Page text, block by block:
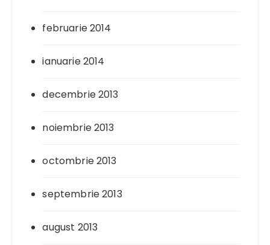
februarie 2014
ianuarie 2014
decembrie 2013
noiembrie 2013
octombrie 2013
septembrie 2013
august 2013